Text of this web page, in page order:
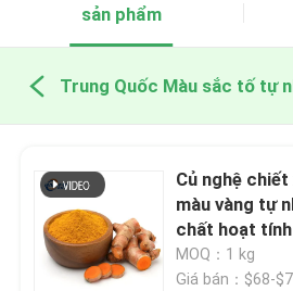
sản phẩm
Trung Quốc Màu sắc tố tự
Củ nghệ
màu vàng tự
chất hoạt
sung chức
phẩm
MOQ：1 kg
Giá bán：$68-